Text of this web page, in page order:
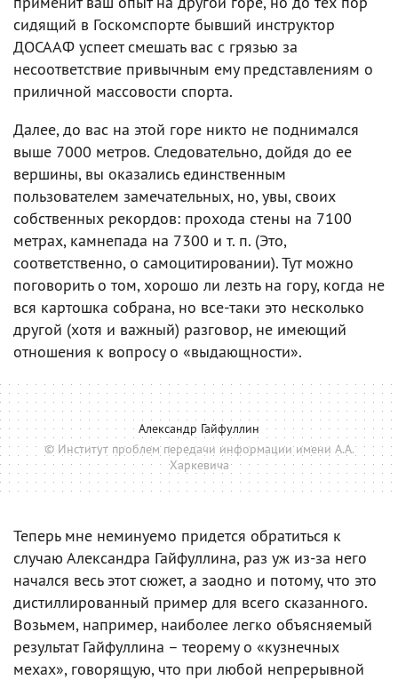
сидящий в Госкомспорте бывший инструктор
ДОСААФ успеет смешать вас с грязью за
несоответствие привычным ему представлениям о
приличной массовости спорта.
Далее, до вас на этой горе никто не поднимался
выше 7000 метров. Следовательно, дойдя до ее
вершины, вы оказались единственным
пользователем замечательных, но, увы, своих
собственных рекордов: прохода стены на 7100
метрах, камнепада на 7300 и т. п. (Это,
соответственно, о самоцитировании). Тут можно
поговорить о том, хорошо ли лезть на гору, когда не
вся картошка собрана, но все-таки это несколько
другой (хотя и важный) разговор, не имеющий
отношения к вопросу о «выдающности».
Александр Гайфуллин
© Институт проблем передачи информации имени А.А.
Харкевича
Теперь мне неминуемо придется обратиться к
случаю Александра Гайфуллина, раз уж из-за него
начался весь этот сюжет, а заодно и потому, что это
дистиллированный пример для всего сказанного.
Возьмем, например, наиболее легко объясняемый
результат Гайфуллина – теорему о «кузнечных
мехах», говорящую, что при любой непрерывной